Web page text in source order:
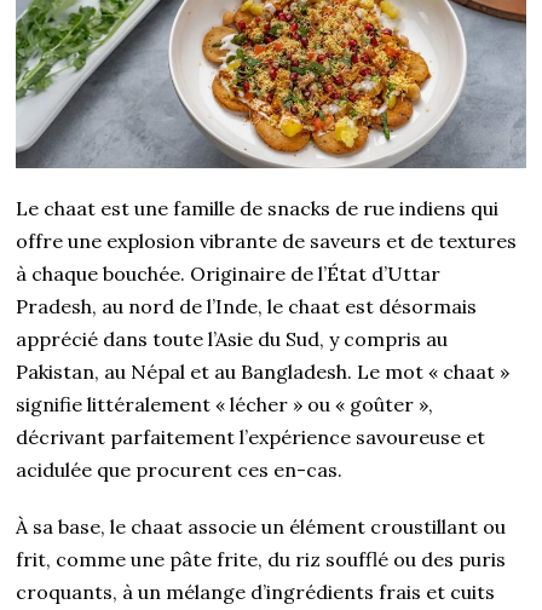
Le chaat est une famille de snacks de rue indiens qui
offre une explosion vibrante de saveurs et de textures
à chaque bouchée. Originaire de l’État d’Uttar
Pradesh, au nord de l’Inde, le chaat est désormais
apprécié dans toute l’Asie du Sud, y compris au
Pakistan, au Népal et au Bangladesh. Le mot « chaat »
signifie littéralement « lécher » ou « goûter »,
décrivant parfaitement l’expérience savoureuse et
acidulée que procurent ces en-cas.
À sa base, le chaat associe un élément croustillant ou
frit, comme une pâte frite, du riz soufflé ou des puris
croquants, à un mélange d’ingrédients frais et cuits